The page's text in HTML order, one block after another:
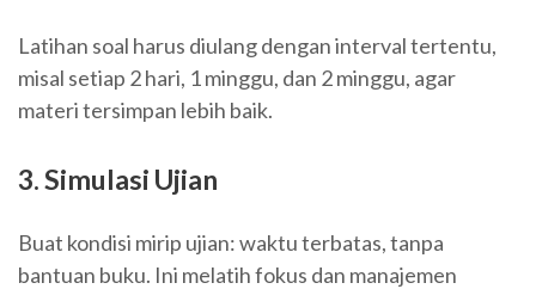
Latihan soal harus diulang dengan interval tertentu,
misal setiap 2 hari, 1 minggu, dan 2 minggu, agar
materi tersimpan lebih baik.
3. Simulasi Ujian
Buat kondisi mirip ujian: waktu terbatas, tanpa
bantuan buku. Ini melatih fokus dan manajemen